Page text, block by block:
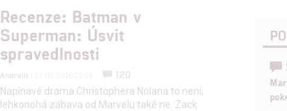
Recenze: Batman v
Superman: Úsvit
spravedlnosti
Anarvin
120
Napínavé drama Christophera Nolana to není,
lehkonohá zábava od Marvelu také ne. Zack